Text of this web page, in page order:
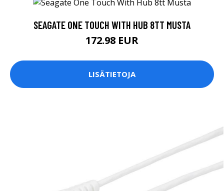
SEAGATE ONE TOUCH WITH HUB 8TT MUSTA
172.98 EUR
LISÄTIETOJA